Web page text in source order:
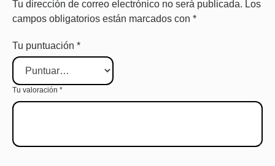
Tu dirección de correo electrónico no será publicada. Los
campos obligatorios están marcados con *
Tu puntuación *
Tu valoración *